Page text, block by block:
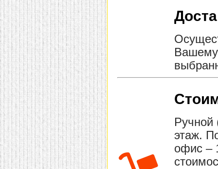
Вашему
Ручной
этаж.
офис –